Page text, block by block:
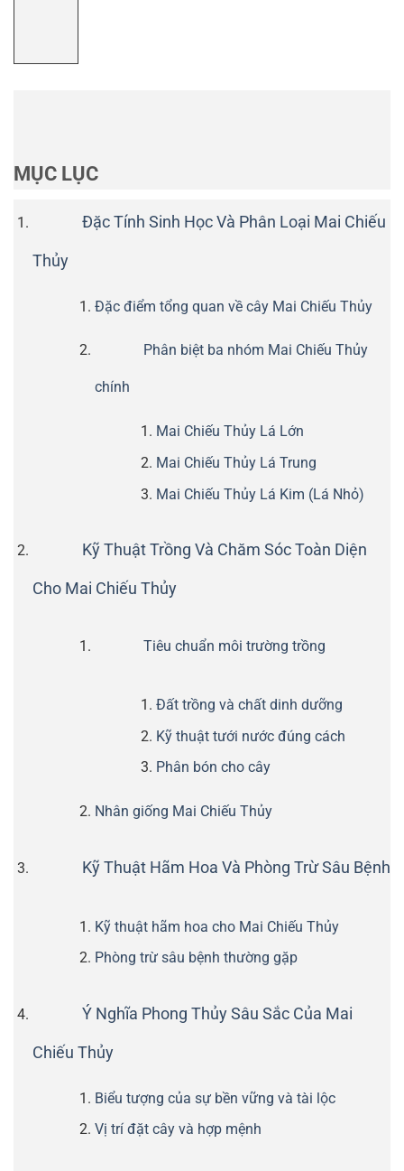
MỤC LỤC
Đặc Tính Sinh Học Và Phân Loại Mai Chiếu
Thủy
Đặc điểm tổng quan về cây Mai Chiếu Thủy
Phân biệt ba nhóm Mai Chiếu Thủy
chính
Mai Chiếu Thủy Lá Lớn
Mai Chiếu Thủy Lá Trung
Mai Chiếu Thủy Lá Kim (Lá Nhỏ)
Kỹ Thuật Trồng Và Chăm Sóc Toàn Diện
Cho Mai Chiếu Thủy
Tiêu chuẩn môi trường trồng
Đất trồng và chất dinh dưỡng
Kỹ thuật tưới nước đúng cách
Phân bón cho cây
Nhân giống Mai Chiếu Thủy
Kỹ Thuật Hãm Hoa Và Phòng Trừ Sâu Bệnh
Kỹ thuật hãm hoa cho Mai Chiếu Thủy
Phòng trừ sâu bệnh thường gặp
Ý Nghĩa Phong Thủy Sâu Sắc Của Mai
Chiếu Thủy
Biểu tượng của sự bền vững và tài lộc
Vị trí đặt cây và hợp mệnh